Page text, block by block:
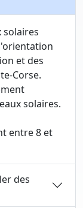
solaires
et des
Corse.
solaires.
entre 8 et
des